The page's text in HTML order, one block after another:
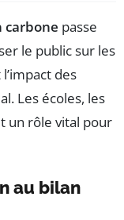
carbone passe
le public sur les
des
Les écoles, les
un rôle vital pour
au bilan